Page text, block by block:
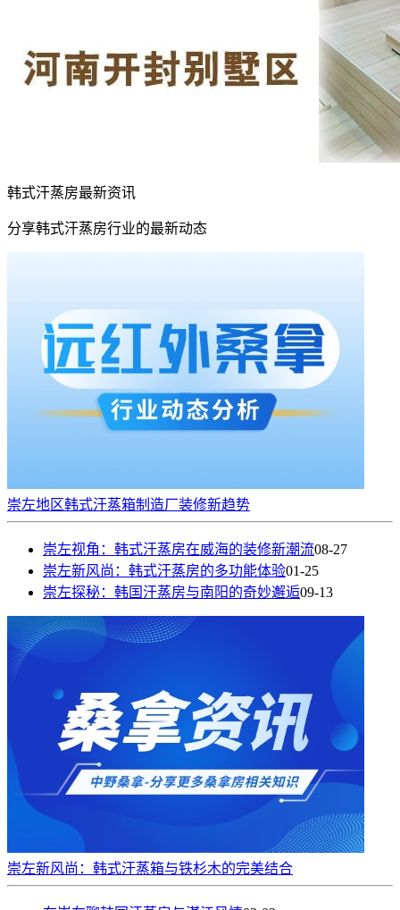
韩式汗蒸房最新资讯
分享韩式汗蒸房行业的最新动态
崇左地区韩式汗蒸箱制造厂装修新趋势
崇左视角：韩式汗蒸房在威海的装修新潮流08-27
崇左新风尚：韩式汗蒸房的多功能体验01-25
崇左探秘：韩国汗蒸房与南阳的奇妙邂逅09-13
崇左新风尚：韩式汗蒸箱与铁杉木的完美结合